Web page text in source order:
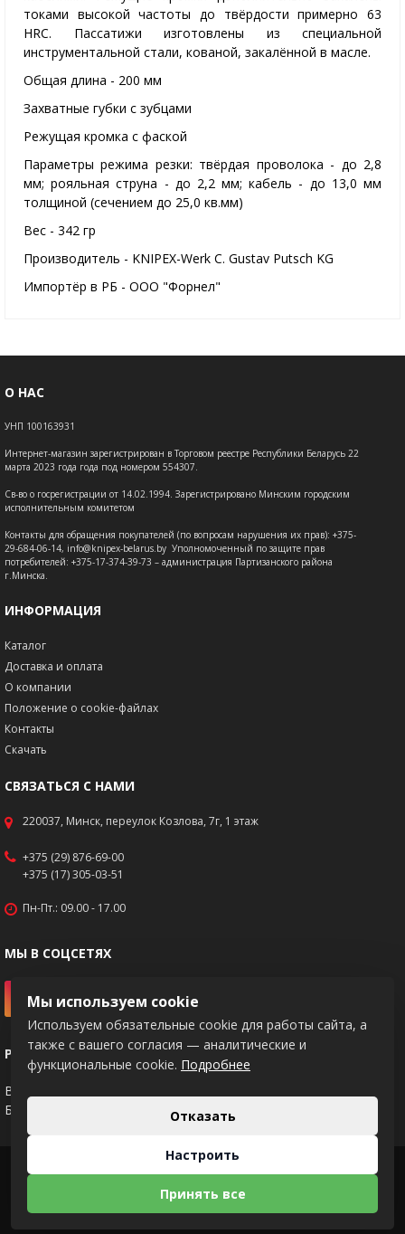
токами высокой частоты до твёрдости примерно 63
HRC. Пассатижи изготовлены из специальной
инструментальной стали, кованой, закалённой в масле.
Общая длина - 200 мм
Захватные губки с зубцами
Режущая кромка с фаской
Параметры режима резки: твёрдая проволока - до 2,8
мм; рояльная струна - до 2,2 мм; кабель - до 13,0 мм
толщиной (сечением до 25,0 кв.мм)
Вес - 342 гр
Производитель - KNIPEX-Werk C. Gustav Putsch KG
Импортёр в РБ - ООО "Форнел"
О НАС
УНП 100163931
Интернет-магазин зарегистрирован в Торговом реестре Республики Беларусь 22
марта 2023 года года под номером 554307.
Св-во о госрегистрации от 14.02.1994. Зарегистрировано Минским городским
исполнительным комитетом
Контакты для обращения покупателей (по вопросам нарушения их прав): +375-
29-684-06-14, info@knipex-belarus.by Уполномоченный по защите прав
потребителей: +375-17-374-39-73 – администрация Партизанского района
г.Минска.
ИНФОРМАЦИЯ
Каталог
Доставка и оплата
О компании
Положение о cookie-файлах
Контакты
Скачать
СВЯЗАТЬСЯ С НАМИ
220037, Минск, переулок Козлова, 7г, 1 этаж
+375 (29) 876-69-00
+375 (17) 305-03-51
Пн-Пт.: 09.00 - 17.00
МЫ В СОЦСЕТЯХ
РЕКВИЗИТЫ
BY83PJCB30120217671020000933
Банк: ОАО "Приорбанк", код PJCBBY2X
2026 © KNIPEX
Использование материалов сайта только с разрешения владельца.
Разработка интернет-магазинаDessites.by
Мы используем cookie
Используем обязательные cookie для работы сайта, а
также с вашего согласия — аналитические и
функциональные cookie. Подробнее
Отказать
Настроить
Принять все